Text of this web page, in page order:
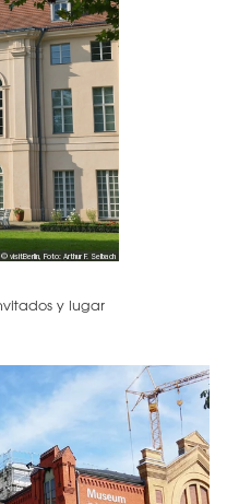
© visitBerlin, Foto: Arthur F. Selbach
y lugar